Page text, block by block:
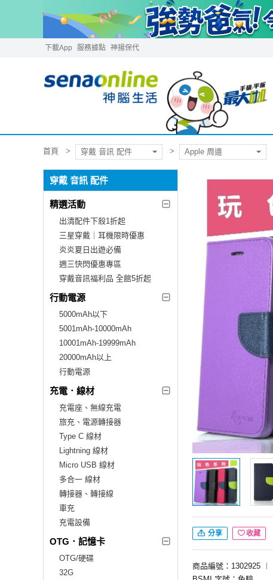
下載App 服務據點 神揚保代
首頁 穿戴 音訊 配件 Apple 周邊
穿戴 音訊 配件
精選活動
出清配件下殺1折起
三星穿戴｜耳機限時優惠
炎炎夏日出遊必備
週三快閃優惠專區
穿戴音訊福利品 全館5折起
行動電源
5000mAh以下
5001mAh-10000mAh
10001mAh-19999mAh
20000mAh以上
行動電源
充電．線材
充電座、無線充電
旅充、電源轉接器
Type C 線材
Lightning 線材
Micro USB 線材
多合一 線材
轉接器、轉接線
車充
充電設備
OTG．記憶卡
OTG/硬碟
32G
分享 收藏
商品編號：1302925 ︱